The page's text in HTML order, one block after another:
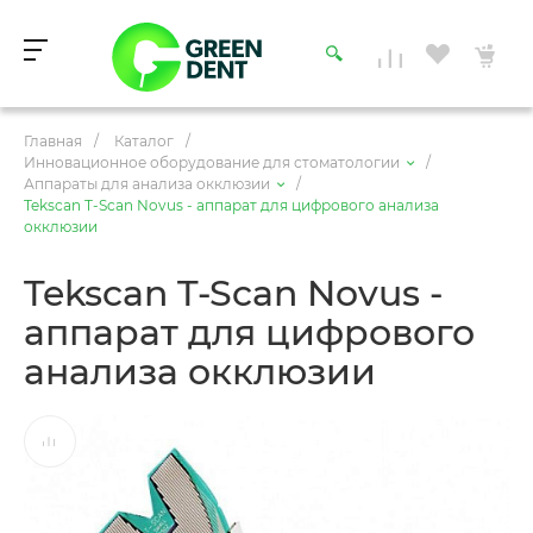
Главная / Каталог
/
Инновационное оборудование для стоматологии
/
Аппараты для анализа окклюзии
/
Tekscan T-Scan Novus - аппарат для цифрового анализа
окклюзии
Tekscan T-Scan Novus -
аппарат для цифрового
анализа окклюзии